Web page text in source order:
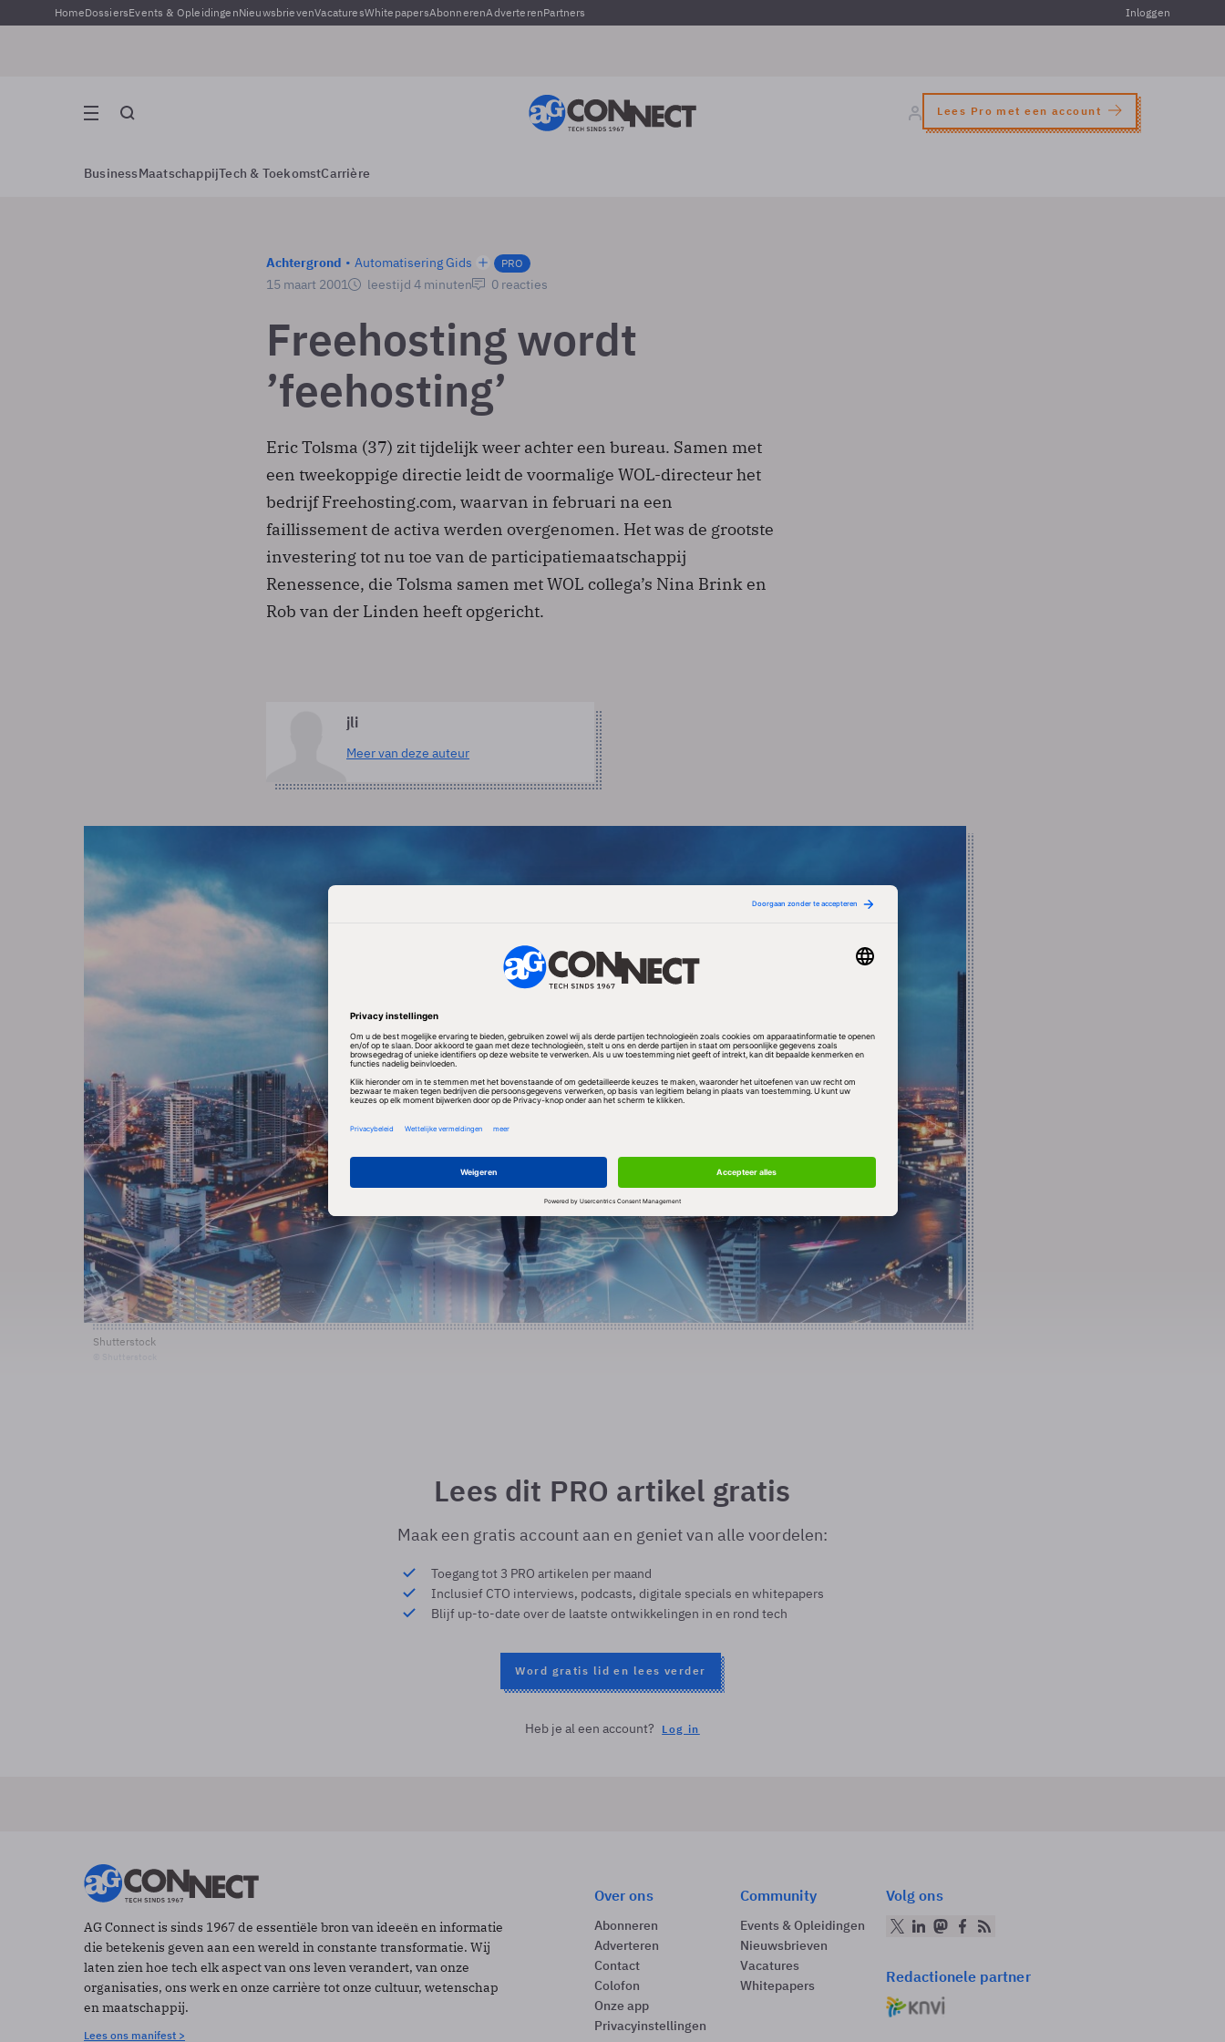
HomeDossiersEvents & OpleidingenNieuwsbrievenVacaturesWhitepapersAbonnerenAdverterenPartners Inloggen
Lees Pro met een account
BusinessMaatschappijTech & ToekomstCarrière
Achtergrond Automatisering Gids PRO
15 maart 2001 leestijd 4 minuten 0 reacties
Freehosting wordt
’feehosting’
Eric Tolsma (37) zit tijdelijk weer achter een bureau. Samen met
een tweekoppige directie leidt de voormalige WOL-directeur het
bedrijf Freehosting.com, waarvan in februari na een
faillissement de activa werden overgenomen. Het was de grootste
investering tot nu toe van de participatiemaatschappij
Renessence, die Tolsma samen met WOL collega’s Nina Brink en
Rob van der Linden heeft opgericht.
jli
Meer van deze auteur
Shutterstock
Lees dit PRO artikel gratis
Maak een gratis account aan en geniet van alle voordelen:
Toegang tot 3 PRO artikelen per maand
Inclusief CTO interviews, podcasts, digitale specials en whitepapers
Blijf up-to-date over de laatste ontwikkelingen in en rond tech
Word gratis lid en lees verder
Heb je al een account? Log in
AG Connect is sinds 1967 de essentiële bron van ideeën en informatie
die betekenis geven aan een wereld in constante transformatie. Wij
laten zien hoe tech elk aspect van ons leven verandert, van onze
organisaties, ons werk en onze carrière tot onze cultuur, wetenschap
en maatschappij.
Lees ons manifest >
Over ons
Abonneren
Adverteren
Contact
Colofon
Onze app
Privacyinstellingen
Community
Events & Opleidingen
Nieuwsbrieven
Vacatures
Whitepapers
Volg ons
Redactionele partner